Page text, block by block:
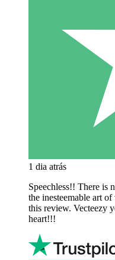
1 dia atrás
Speechless!! There is
the inesteemable art
this review. Vecteezy
heart!!!